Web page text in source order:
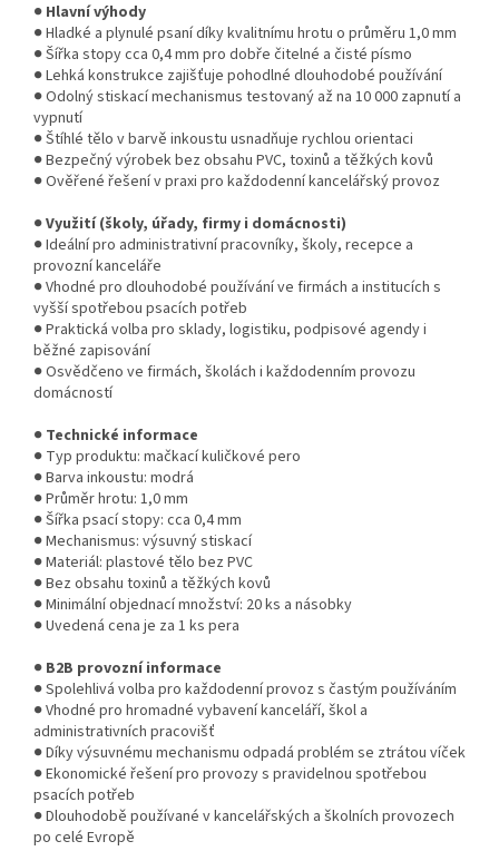
● Hlavní výhody
● Hladké a plynulé psaní díky kvalitnímu hrotu o průměru 1,0 mm
● Šířka stopy cca 0,4 mm pro dobře čitelné a čisté písmo
● Lehká konstrukce zajišťuje pohodlné dlouhodobé používání
● Odolný stiskací mechanismus testovaný až na 10 000 zapnutí a
vypnutí
● Štíhlé tělo v barvě inkoustu usnadňuje rychlou orientaci
● Bezpečný výrobek bez obsahu PVC, toxinů a těžkých kovů
● Ověřené řešení v praxi pro každodenní kancelářský provoz
●Využití (školy, úřady, firmy i domácnosti)
● Ideální pro administrativní pracovníky, školy, recepce a
provozní kanceláře
● Vhodné pro dlouhodobé používání ve firmách a institucích s
vyšší spotřebou psacích potřeb
● Praktická volba pro sklady, logistiku, podpisové agendy i
běžné zapisování
● Osvědčeno ve firmách, školách i každodenním provozu
domácností
● Technické informace
● Typ produktu: mačkací kuličkové pero
● Barva inkoustu: modrá
● Průměr hrotu: 1,0 mm
● Šířka psací stopy: cca 0,4 mm
● Mechanismus: výsuvný stiskací
● Materiál: plastové tělo bez PVC
● Bez obsahu toxinů a těžkých kovů
● Minimální objednací množství: 20 ks a násobky
● Uvedená cena je za 1 ks pera
● B2B provozní informace
● Spolehlivá volba pro každodenní provoz s častým používáním
● Vhodné pro hromadné vybavení kanceláří, škol a
administrativních pracovišť
● Díky výsuvnému mechanismu odpadá problém se ztrátou víček
● Ekonomické řešení pro provozy s pravidelnou spotřebou
psacích potřeb
● Dlouhodobě používané v kancelářských a školních provozech
po celé Evropě